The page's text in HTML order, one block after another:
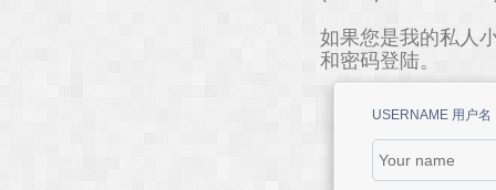
如果您是我的私人
和密码登陆。
USERNAME 用户名